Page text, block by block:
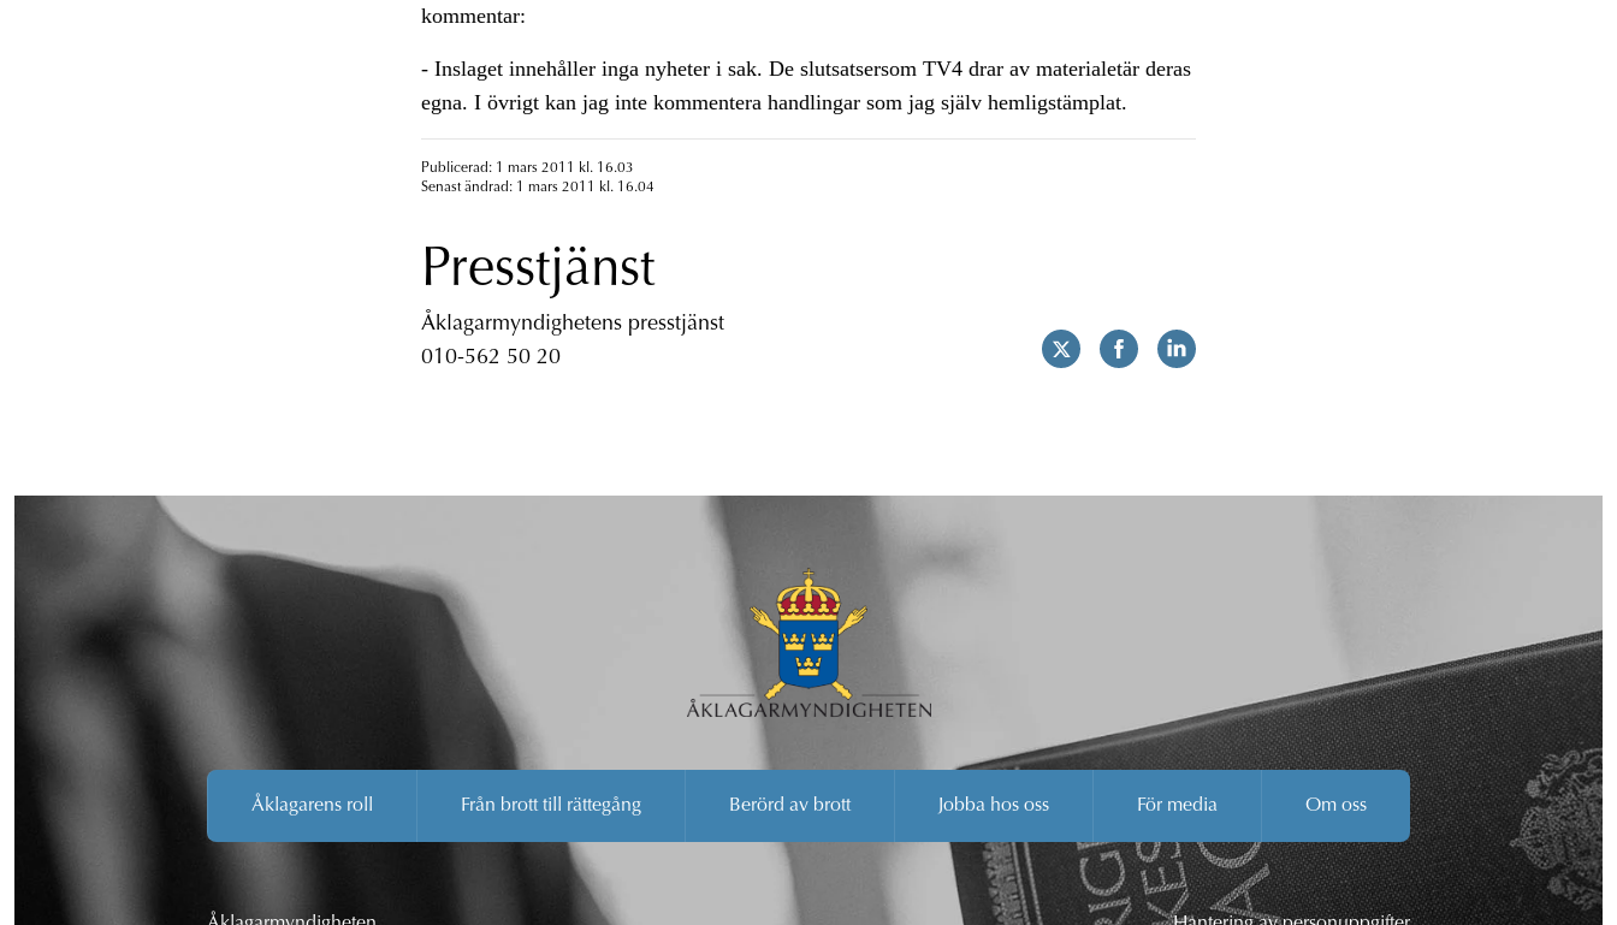
kommentar:
- Inslaget innehåller inga nyheter i sak. De slutsatsersom TV4 drar av materialetär deras
egna. I övrigt kan jag inte kommentera handlingar som jag själv hemligstämplat.
Publicerad: 1 mars 2011 kl. 16.03
Senast ändrad: 1 mars 2011 kl. 16.04
Presstjänst
Åklagarmyndighetens presstjänst
010-562 50 20
Åklagarens roll Från brott till rättegång Berörd av brott Jobba hos oss För media Om oss